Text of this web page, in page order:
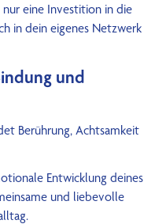
nur eine Investition in die
in dein eigenes Netzwerk
und
Berührung, Achtsamkeit
Entwicklung deines
und liebevolle